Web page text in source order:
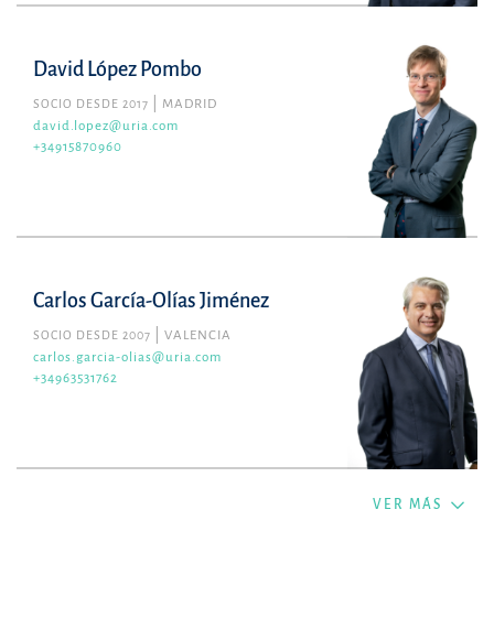
David López Pombo
SOCIO DESDE 2017
MADRID
david.lopez@uria.com
+34915870960
Carlos García-Olías Jiménez
SOCIO DESDE 2007
VALENCIA
carlos.garcia-olias@uria.com
+34963531762
VER MÁS